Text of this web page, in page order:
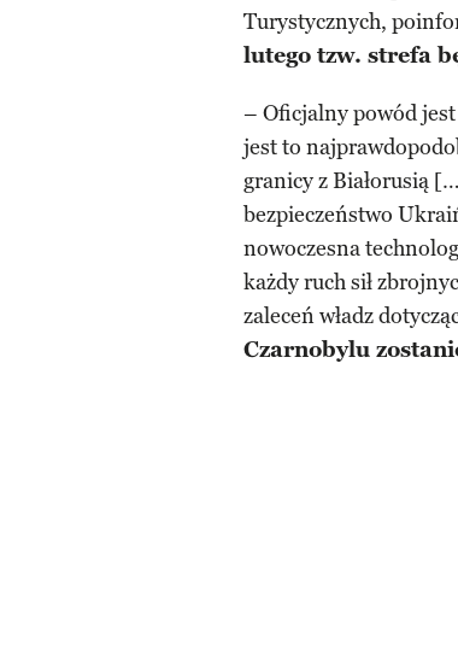
Turystycznych,
lutego tzw. strefa
– Oficjalny powód
jest to
granicy z Białorusią
bezpieczeństwo
nowoczesna
każdy ruch sił
zaleceń władz
Czarnobylu